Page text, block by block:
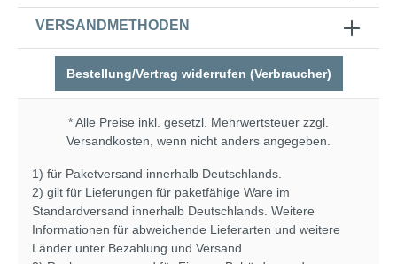
VERSANDMETHODEN
Bestellung/Vertrag widerrufen (Verbraucher)
* Alle Preise inkl. gesetzl. Mehrwertsteuer zzgl.
Versandkosten , wenn nicht anders angegeben.
1) für Paketversand innerhalb Deutschlands.
2) gilt für Lieferungen für paketfähige Ware im
Standardversand innerhalb Deutschlands. Weitere
Informationen für abweichende Lieferarten und weitere
Länder unter Bezahlung und Versand